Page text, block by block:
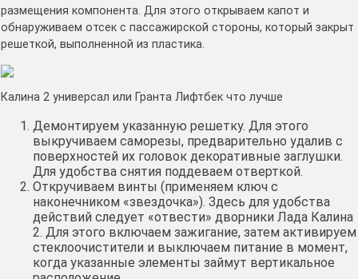
размещения компонента. Для этого открываем капот и
обнаруживаем отсек с пассажирской стороны, который закрыт
решеткой, выполненной из пластика.
Калина 2 универсал или Гранта Лифтбек что лучше
Демонтируем указанную решетку. Для этого
выкручиваем саморезы, предварительно удалив с
поверхностей их головок декоративные заглушки.
Для удобства снятия поддеваем отверткой.
Откручиваем винты (применяем ключ с
наконечником «звездочка»). Здесь для удобства
действий следует «отвести» дворники Лада Калина
2. Для этого включаем зажигание, затем активируем
стеклоочистители и выключаем питание в момент,
когда указанные элементы займут вертикальное